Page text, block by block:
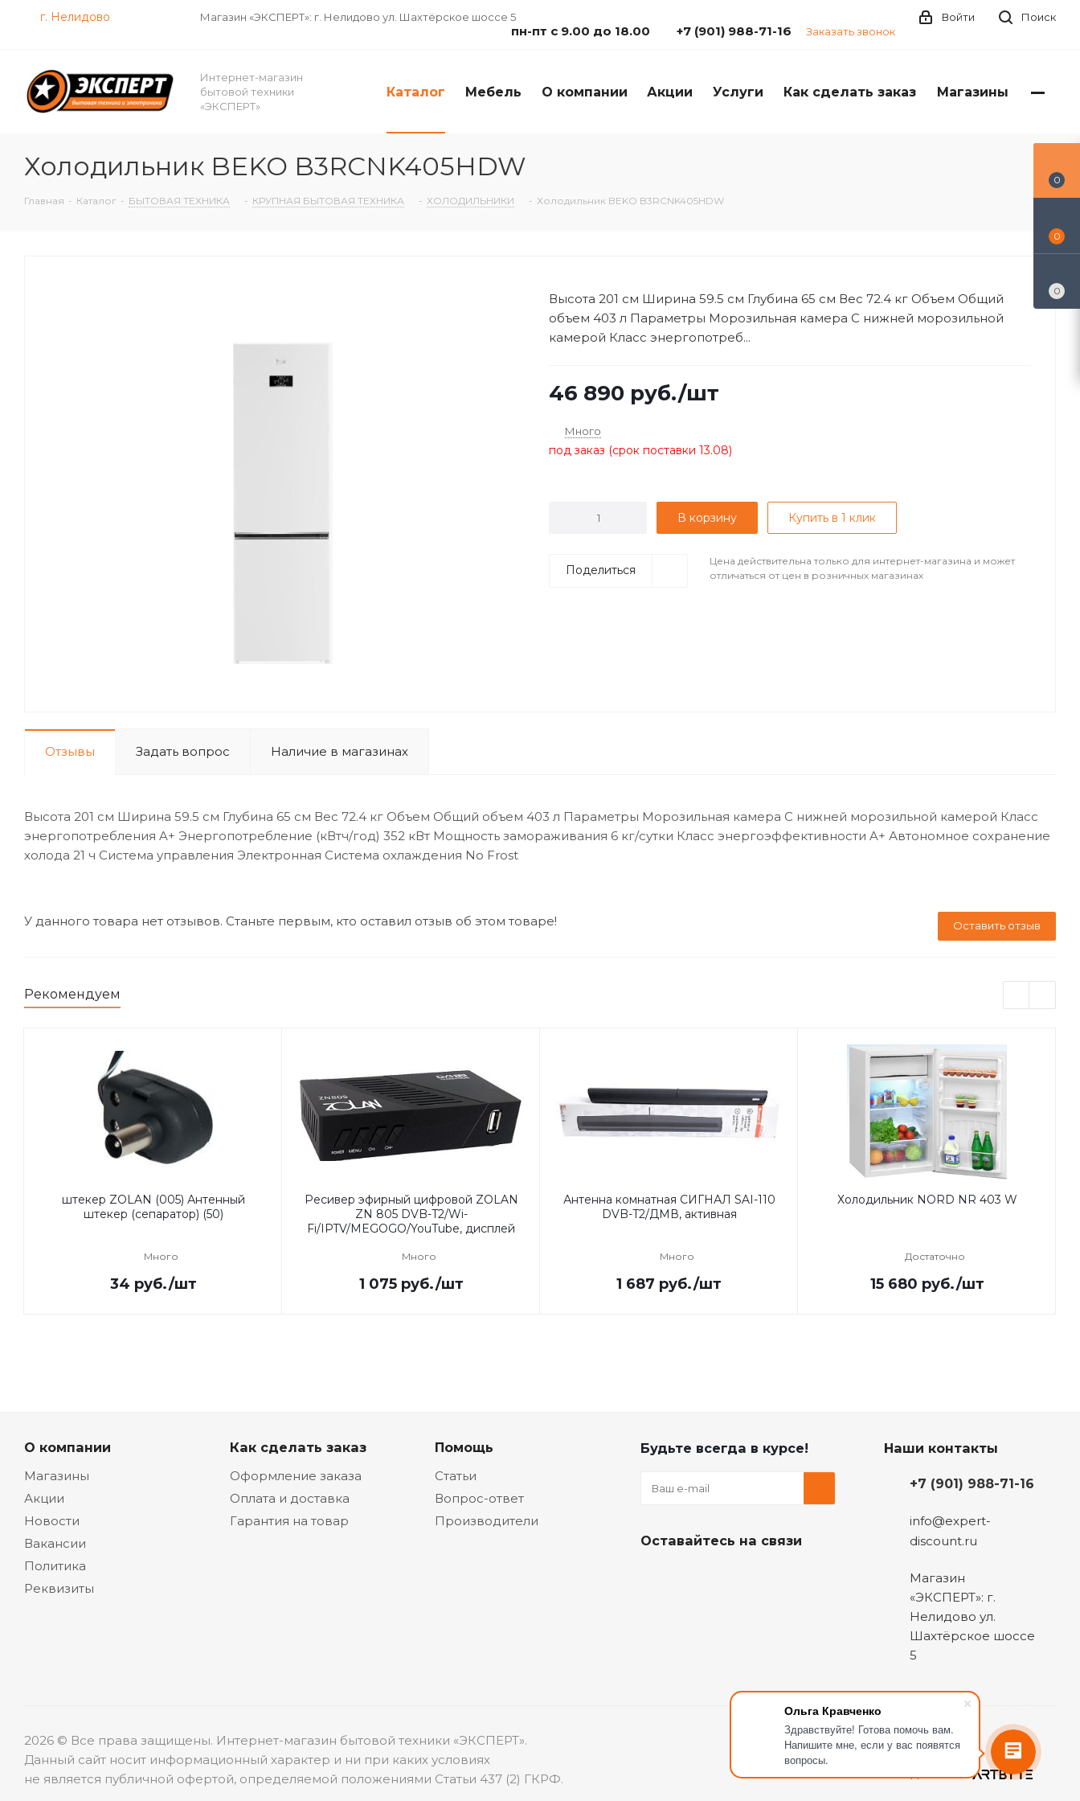
Ольга Кравченко
Здравствуйте! Готова помочь вам.
Напишите мне, если у вас появятся
вопросы.
г. Нелидово Магазин «ЭКСПЕРТ»: г. Нелидово ул. Шахтёрское шоссе 5 Поиск
Войти
пн-пт с 9.00 до 18.00 +7 (901) 988-71-16 Заказать звонок
Интернет-магазин
бытовой техники
«ЭКСПЕРТ»
Каталог Мебель О компании Акции Услуги Как сделать заказ Магазины
Холодильник BEKO B3RCNK405HDW
Главная - Каталог - БЫТОВАЯ ТЕХНИКА - КРУПНАЯ БЫТОВАЯ ТЕХНИКА - ХОЛОДИЛЬНИКИ - Холодильник BEKO B3RCNK405HDW
Высота 201 см Ширина 59.5 см Глубина 65 см Вес 72.4 кг Объем Общий
объем 403 л Параметры Морозильная камера С нижней морозильной
камерой Класс энергопотреб...
46 890 руб./шт
Много
под заказ (срок поставки 13.08)
В корзину Купить в 1 клик
Поделиться
Цена действительна только для интернет-магазина и может
отличаться от цен в розничных магазинах
Отзывы Задать вопрос Наличие в магазинах
Высота 201 см Ширина 59.5 см Глубина 65 см Вес 72.4 кг Объем Общий объем 403 л Параметры Морозильная камера С нижней морозильной камерой Класс
энергопотребления A+ Энергопотребление (кВтч/год) 352 кВт Мощность замораживания 6 кг/сутки Класс энергоэффективности A+ Автономное сохранение
холода 21 ч Система управления Электронная Система охлаждения No Frost
Оставить отзыв
У данного товара нет отзывов. Станьте первым, кто оставил отзыв об этом товаре!
Рекомендуем
штекер ZOLAN (005) Антенный
штекер (сепаратор) (50)
Много
34 руб./шт
Ресивер эфирный цифровой ZOLAN
ZN 805 DVB-T2/Wi-
Fi/IPTV/MEGOGO/YouTube, дисплей
Много
1 075руб./шт
Антенна комнатная СИГНАЛ SAI-110
DVB-T2/ДМВ, активная
Много
1 687 руб./шт
Холодильник NORD NR 403 W
Достаточно
15 680 руб./шт
О компании
Магазины
Акции
Новости
Вакансии
Политика
Реквизиты
Как сделать заказ
Оформление заказа
Оплата и доставка
Гарантия на товар
Помощь
Статьи
Вопрос-ответ
Производители
Будьте всегда в курсе!
Оставайтесь на связи
Наши контакты
+7 (901) 988-71-16
info@expert-
discount.ru
Магазин
«ЭКСПЕРТ»: г.
Нелидово ул.
Шахтёрское шоссе
5
2026 © Все права защищены. Интернет-магазин бытовой техники «ЭКСПЕРТ».
Данный сайт носит информационный характер и ни при каких условиях
не является публичной офертой, определяемой положениями Статьи 437 (2) ГКРФ.
Сделано в
0
0
0